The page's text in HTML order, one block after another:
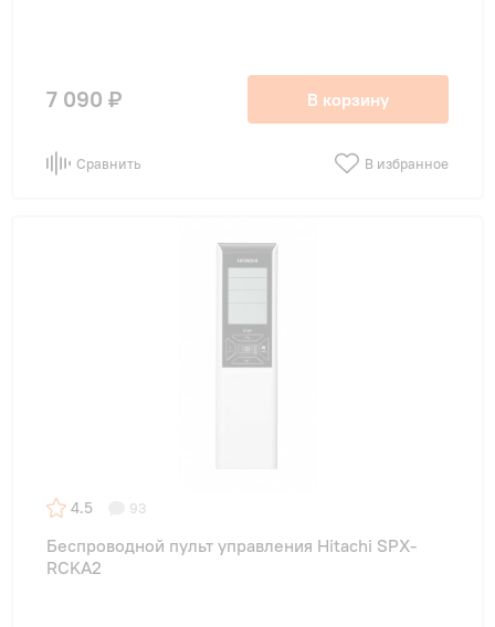
7 090 ₽ В корзину
Сравнить В избранное
4.5 93
Беспроводной пульт управления Hitachi SPX-
RCKA2